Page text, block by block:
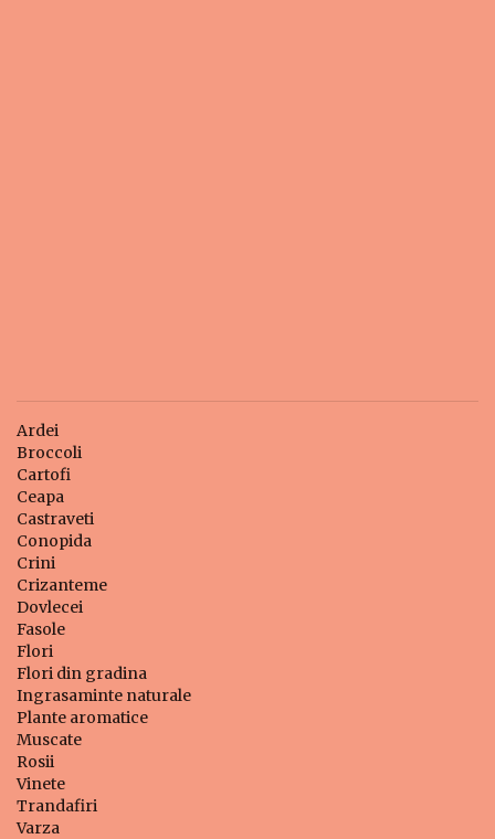
Ardei
Broccoli
Cartofi
Ceapa
Castraveti
Conopida
Crini
Crizanteme
Dovlecei
Fasole
Flori
Flori din gradina
Ingrasaminte naturale
Plante aromatice
Muscate
Rosii
Vinete
Trandafiri
Varza